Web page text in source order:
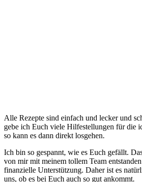
Alle Rezepte sind einfach und lecker und
gebe ich Euch viele Hilfestellungen für die
so kann es dann direkt losgehen.
Ich bin so gespannt, wie es Euch gefällt.
von mir mit meinem tollem Team
finanzielle Unterstützung. Daher ist es
uns, ob es bei Euch auch so gut ankommt.